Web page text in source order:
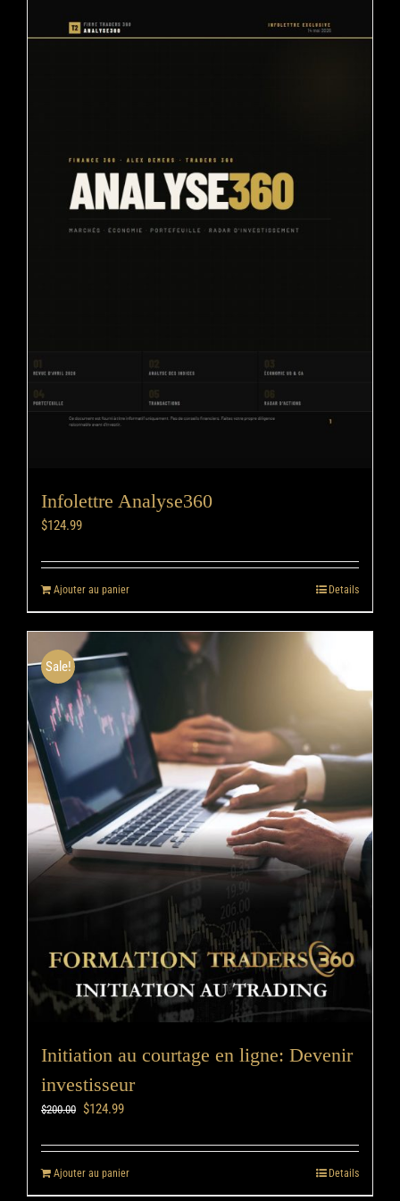
Infolettre Analyse360
$124.99
Ajouter au panier Details
Sale!
Initiation au courtage en ligne: Devenir
investisseur
$200.00 $124.99
Ajouter au panier Details